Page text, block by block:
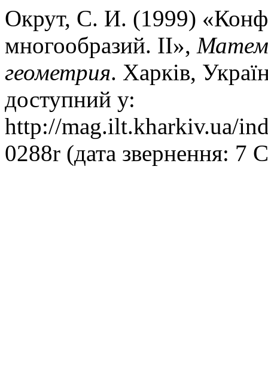
Окрут, С. И. (1999)
многообразий. II»,
геометрия. Харків,
доступний у:
http://mag.ilt.kharkiv.ua/
0288r (дата звернення: 7